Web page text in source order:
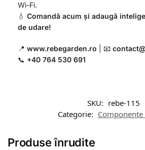
Wi-Fi.
💧 Comandă acum și adaugă
de udare!
📍 www.rebegarden.ro | 📧
📞 +40 764 530 691
SKU: rebe-115
Categorie:
Produse înrudite